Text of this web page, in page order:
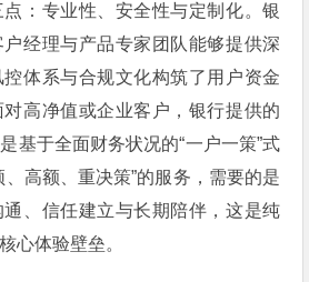
：专业性、安全性与定制化。银
经理与产品专家团队能够提供深
体系与合规文化构筑了用户资金
高净值或企业客户，银行提供的
基于全面财务状况的“一户一策”式
高额、重决策”的服务，需要的是
通、信任建立与长期陪伴，这是纯
心体验壁垒。